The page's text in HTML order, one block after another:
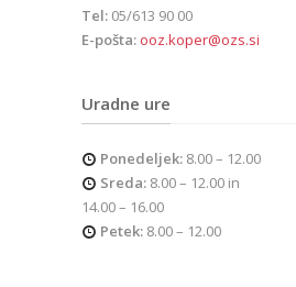
Tel: 05/613 90 00
E-pošta: ooz.koper@ozs.si
Uradne ure
Ponedeljek: 8.00 – 12.00
Sreda: 8.00 – 12.00 in
14.00 – 16.00
Petek: 8.00 – 12.00